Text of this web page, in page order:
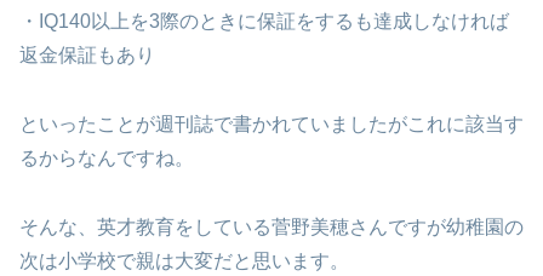
・IQ140以上を3際のときに保証をするも達成しなければ
返金保証もあり
といったことが週刊誌で書かれていましたがこれに該当す
るからなんですね。
そんな、英才教育をしている菅野美穂さんですが幼稚園の
次は小学校で親は大変だと思います。